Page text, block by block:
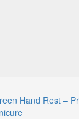
Hand Rest –